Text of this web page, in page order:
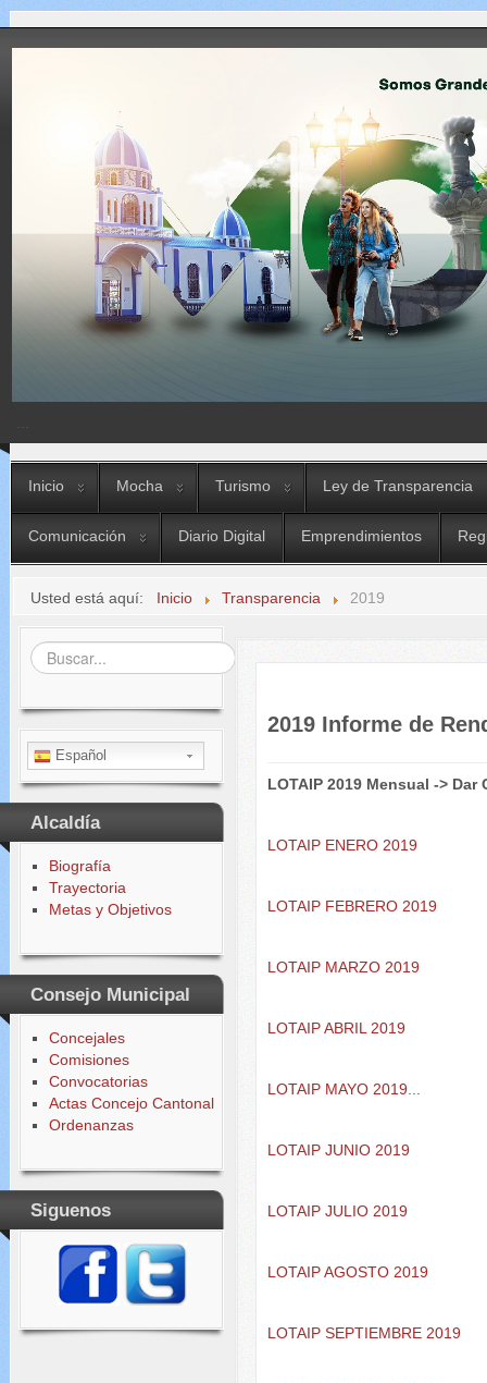
Inicio Mocha Turismo Ley de Transparencia
Comunicación Diario Digital Emprendimientos
Usted está aquí: Inicio Transparencia 2019
Buscar...
Español
Alcaldía
Biografía
Trayectoria
Metas y Objetivos
Consejo Municipal
Concejales
Comisiones
Convocatorias
Actas Concejo Cantonal
Ordenanzas
Siguenos
2019 Informe de
LOTAIP 2019 Mensual ->
LOTAIP ENERO 2019
LOTAIP FEBRERO 2019
LOTAIP MARZO 2019
LOTAIP ABRIL 2019
LOTAIP MAYO 2019
LOTAIP JUNIO 2019
LOTAIP JULIO 2019
LOTAIP AGOSTO 2019
LOTAIP SEPTIEMBRE 2019